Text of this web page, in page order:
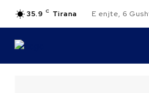
35.9 C Tirana E enjte, 6